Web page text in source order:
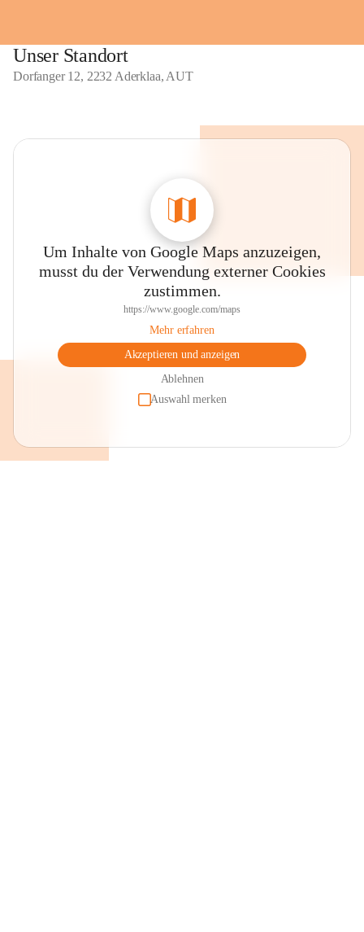
Unser Standort
Dorfanger 12, 2232 Aderklaa, AUT
Um Inhalte von Google Maps anzuzeigen,
musst du der Verwendung externer Cookies
zustimmen.
https://www.google.com/maps
Mehr erfahren
Akzeptieren und anzeigen
Ablehnen
Auswahl merken